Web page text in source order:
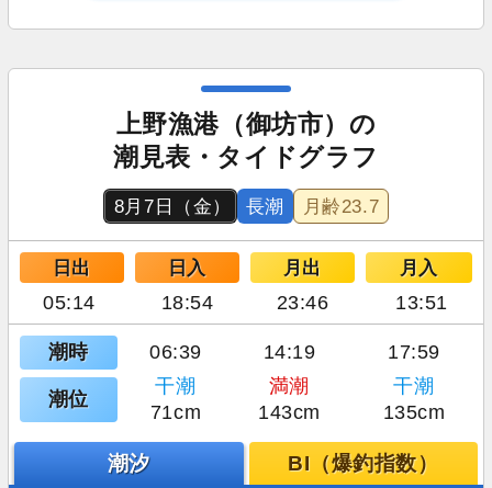
上野漁港（御坊市）の
潮見表・タイドグラフ
8月7日（金） 長潮 月齢23.7
日出 日入 月出 月入
05:14 18:54 23:46 13:51
潮時 06:39 14:19 17:59
潮位
干潮 満潮
干潮
71cm
143cm 135cm
潮汐 BI（爆釣指数）